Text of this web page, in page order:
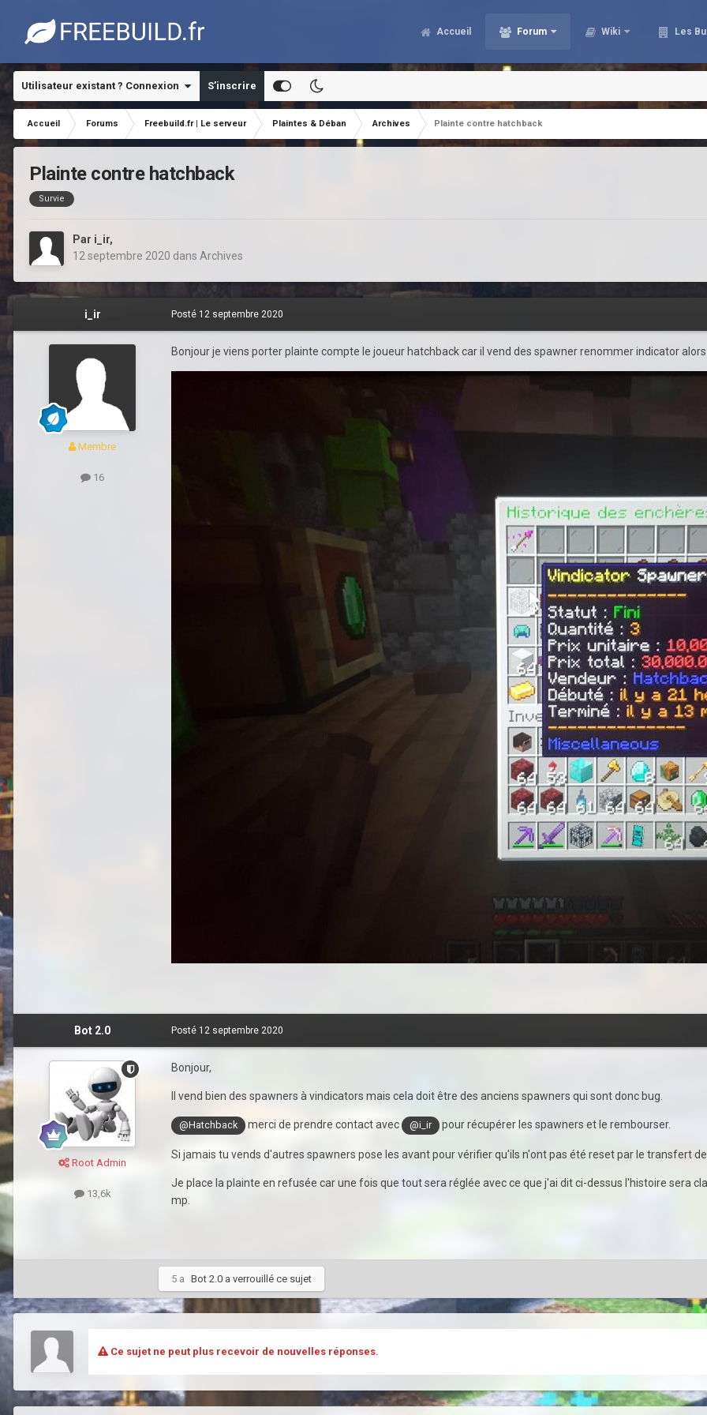
Accueil Forum Wiki Les
Utilisateur existant ? Connexion S’inscrire
Accueil Forums Freebuild.fr | Le serveur Plaintes & Déban Archives Plainte contre hatchback
Plainte contre hatchback
Survie
Par i_ir,
12 septembre 2020 dans Archives
i_ir
Membre
16
Posté 12 septembre 2020
Bonjour je viens porter plainte compte le joueur hatchback car il vend des spawner renommer indicator
Bot 2.0
Root Admin
13,6k
Posté 12 septembre 2020
Bonjour,
Il vend bien des spawners à vindicators mais cela doit être des anciens spawners qui sont donc bug.
@Hatchback merci de prendre contact avec @i_ir pour récupérer les spawners et le rembourser.
Si jamais tu vends d'autres spawners pose les avant pour vérifier qu'ils n'ont pas été reset par le transfert
Je place la plainte en refusée car une fois que tout sera réglée avec ce que j'ai dit ci-dessus l'histoire sera
mp.
5 a Bot 2.0 a verrouillé ce sujet
Ce sujet ne peut plus recevoir de nouvelles réponses.